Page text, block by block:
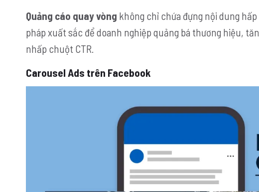
Quảng cáo quay vòng không chỉ chứa đựng nội dung
pháp xuất sắc để doanh nghiệp quảng bá thương hiệu,
nhấp chuột CTR.
Carousel Ads trên Facebook